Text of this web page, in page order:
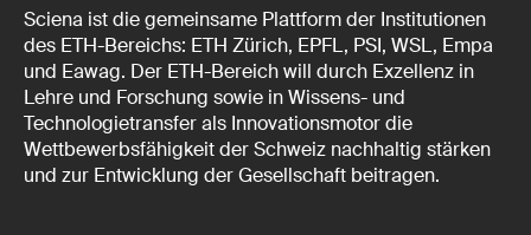
Sciena ist die gemeinsame Plattform der Institutionen
des ETH-Bereichs: ETH Zürich, EPFL, PSI, WSL, Empa
und Eawag. Der ETH-Bereich will durch Exzellenz in
Lehre und Forschung sowie in Wissens- und
Technologietransfer als Innovationsmotor die
Wettbewerbsfähigkeit der Schweiz nachhaltig stärken
und zur Entwicklung der Gesellschaft beitragen.